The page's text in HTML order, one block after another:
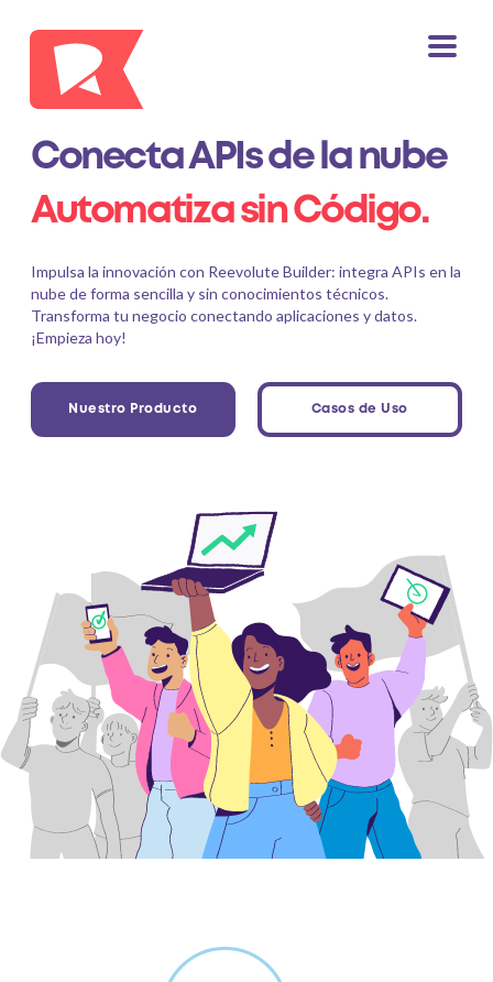
Conecta APIs de la nube
Automatiza sin Código.
Impulsa la innovación con Reevolute Builder: integra APIs en la
nubede forma sencilla y sin conocimientos técnicos.
Transforma tu negocio conectando aplicaciones y datos.
¡Empieza hoy!
Nuestro Producto Casos de Uso